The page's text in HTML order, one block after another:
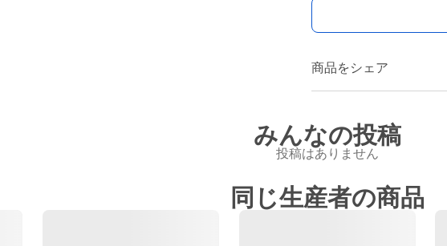
商品をシェア
みんなの投稿
投稿はありません
同じ生産者の商品